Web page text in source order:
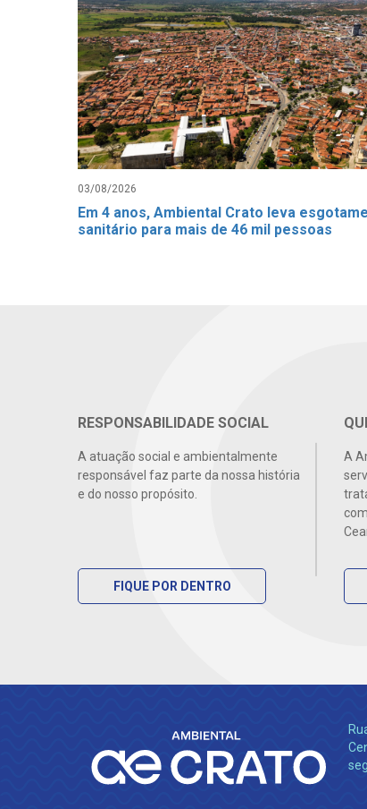
03/08/2026
Em 4 anos, Ambiental Crato leva
sanitário para mais de 46 mil pessoas
RESPONSABILIDADE SOCIAL
A atuação social e ambientalmente
responsável faz parte da nossa história
e do nosso propósito.
FIQUE POR DENTRO
A